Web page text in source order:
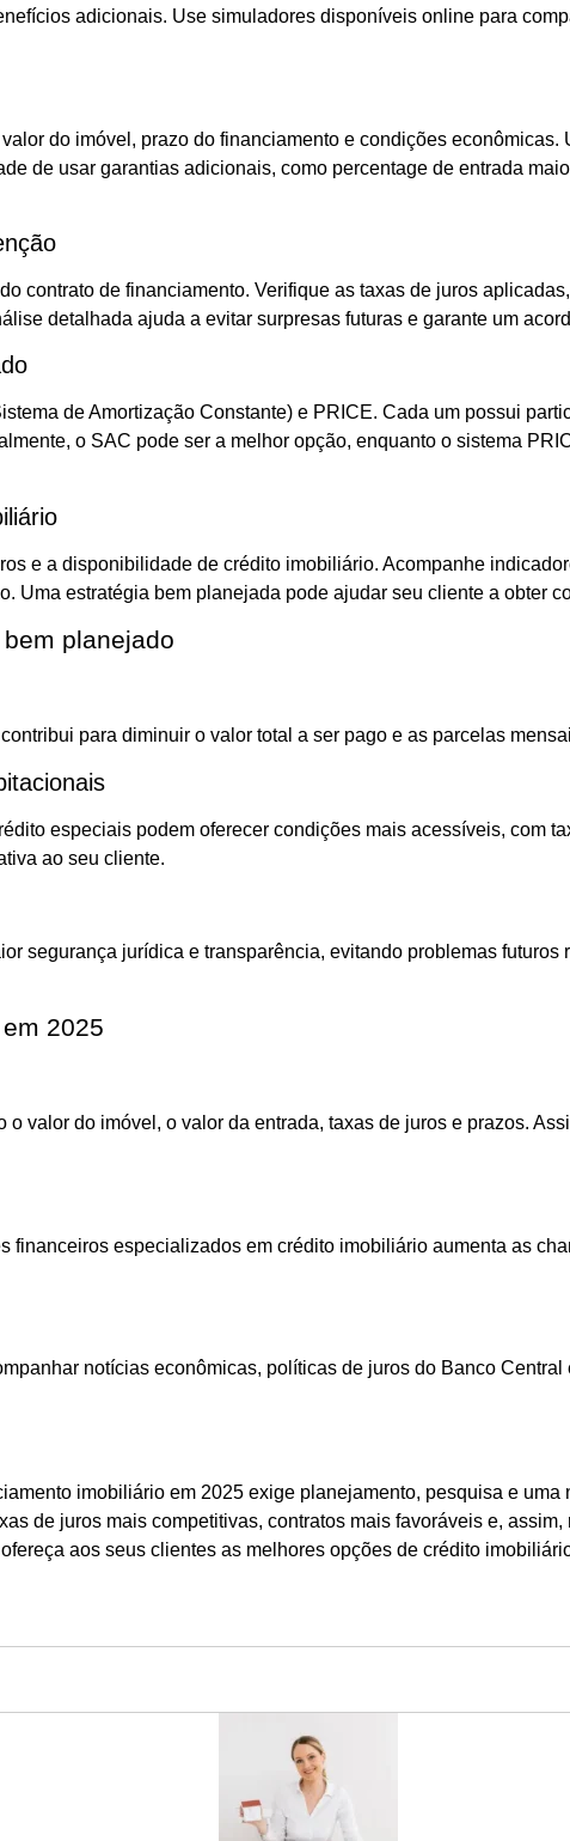
adicionais. Use simuladores disponíveis online para
do imóvel, prazo do financiamento e condições
de usar garantias adicionais, como percentage de entrada
contrato de financiamento. Verifique as taxas de juros
detalhada ajuda a evitar surpresas futuras e garante um
de Amortização Constante) e PRICE. Cada um possui
o SAC pode ser a melhor opção, enquanto o sistema
e a disponibilidade de crédito imobiliário. Acompanhe
Uma estratégia bem planejada pode ajudar seu cliente a obter
planejado
para diminuir o valor total a ser pago e as parcelas
especiais podem oferecer condições mais acessíveis, com
ao seu cliente.
segurança jurídica e transparência, evitando problemas
2025
valor do imóvel, o valor da entrada, taxas de juros e prazos.
financeiros especializados em crédito imobiliário aumenta as
notícias econômicas, políticas de juros do Banco
imobiliário em 2025 exige planejamento, pesquisa e
de juros mais competitivas, contratos mais favoráveis e,
aos seus clientes as melhores opções de crédito